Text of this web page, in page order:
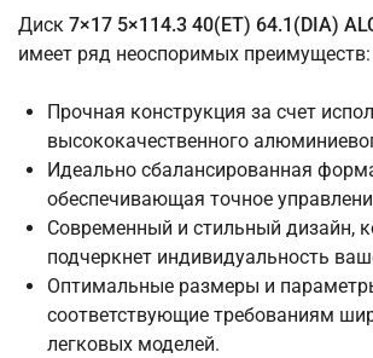
Диск 7×17 5×114.3 40(ET) 64.1(DIA)
имеет ряд неоспоримых преимуществ:
Прочная конструкция за счет
высококачественного
Идеально сбалансированная
обеспечивающая точное
Современный и стильный дизайн,
подчеркнет индивидуальность
Оптимальные размеры и
соответствующие требованиям
легковых моделей.